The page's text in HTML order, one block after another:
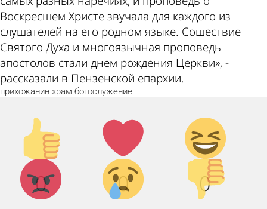
Воскресшем Христе звучала для каждого из
слушателей на его родном языке. Сошествие
Святого Духа и многоязычная проповедь
апостолов стали днем рождения Церкви», -
рассказали в Пензенской епархии.
прихожанин храм богослужение
Палец
вверх!
0
Лайк!
0
Дикий
смех!
0
Агрессия!
Грусть :
(
Палец
вниз!